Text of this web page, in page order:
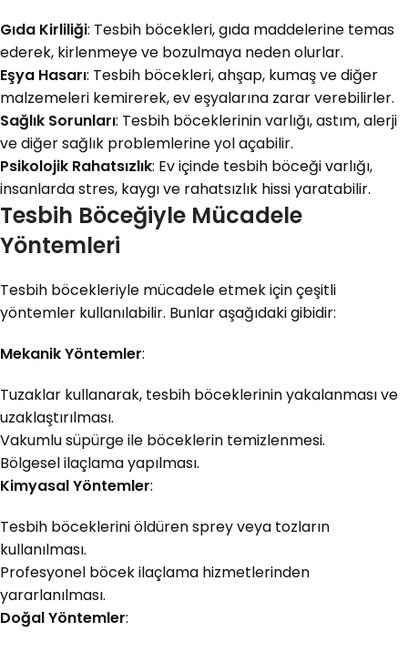
Gıda Kirliliği: Tesbih böcekleri, gıda maddelerine temas
ederek, kirlenmeye ve bozulmaya neden olurlar.
Eşya Hasarı: Tesbih böcekleri, ahşap, kumaş ve diğer
malzemeleri kemirerek, ev eşyalarına zarar verebilirler.
Sağlık Sorunları: Tesbih böceklerinin varlığı, astım, alerji
ve diğer sağlık problemlerine yol açabilir.
Psikolojik Rahatsızlık: Ev içinde tesbih böceği varlığı,
insanlarda stres, kaygı ve rahatsızlık hissi yaratabilir.
Tesbih Böceğiyle Mücadele
Yöntemleri
Tesbih böcekleriyle mücadele etmek için çeşitli
yöntemler kullanılabilir. Bunlar aşağıdaki gibidir:
Mekanik Yöntemler:
Tuzaklar kullanarak, tesbih böceklerinin yakalanması ve
uzaklaştırılması.
Vakumlu süpürge ile böceklerin temizlenmesi.
Bölgesel ilaçlama yapılması.
Kimyasal Yöntemler:
Tesbih böceklerini öldüren sprey veya tozların
kullanılması.
Profesyonel böcek ilaçlama hizmetlerinden
yararlanılması.
Doğal Yöntemler: